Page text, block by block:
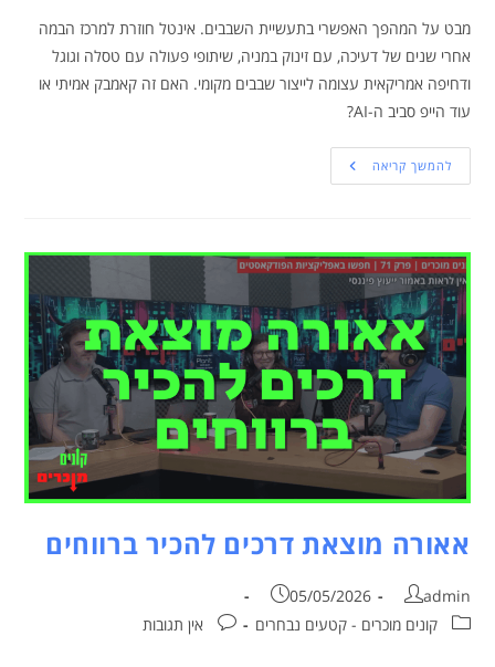
מבט על המהפך האפשרי בתעשיית השבבים. אינטל חוזרת למרכז הבמה
אחרי שנים של דעיכה, עם זינוק במניה, שיתופי פעולה עם טסלה וגוגל
ודחיפה אמריקאית עצומה לייצור שבבים מקומי. האם זה קאמבק אמיתי או
עוד הייפ סביב ה-AI?
להמשך קריאה
אאורה מוצאת דרכים להכיר ברווחים
admin
05/05/2026
קונים מוכרים - קטעים נבחרים
אין תגובות